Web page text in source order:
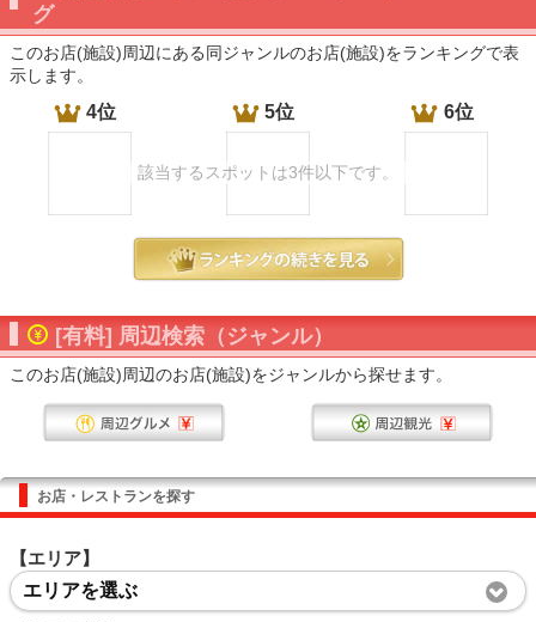
グ
このお店(施設)周辺にある同ジャンルのお店(施設)をランキングで表
示します。
4位 5位 6位
該当するスポットは3件以下です。
[有料] 周辺検索（ジャンル）
このお店(施設)周辺のお店(施設)をジャンルから探せます。
お店・レストランを探す
【エリア】
エリアを選ぶ